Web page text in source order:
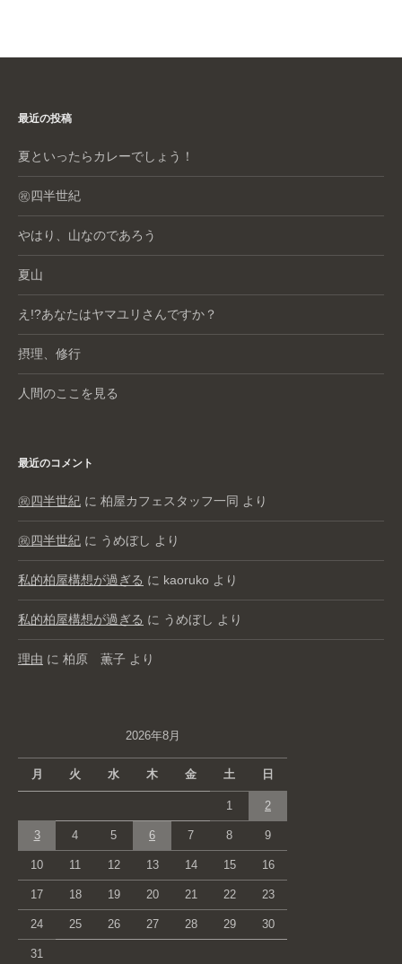
最近の投稿
夏といったらカレーでしょう！
㊗️四半世紀
やはり、山なのであろう
夏山
え!?あなたはヤマユリさんですか？
摂理、修行
人間のここを見る
最近のコメント
㊗️四半世紀 に 柏屋カフェスタッフ一同 より
㊗️四半世紀 に うめぼし より
私的柏屋構想が過ぎる に kaoruko より
私的柏屋構想が過ぎる に うめぼし より
理由 に 柏原 薫子 より
2026年8月
月 火 水 木 金 土 日
1 2
3 4 5 6 7 8 9
10 11 12 13 14 15 16
17 18 19 20 21 22 23
24 25 26 27 28 29 30
31